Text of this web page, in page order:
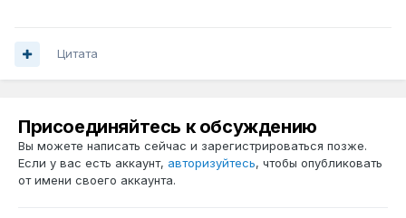
Цитата
Присоединяйтесь к обсуждению
Вы можете написать сейчас и зарегистрироваться позже.
Если у вас есть аккаунт, авторизуйтесь, чтобы опубликовать
от имени своего аккаунта.